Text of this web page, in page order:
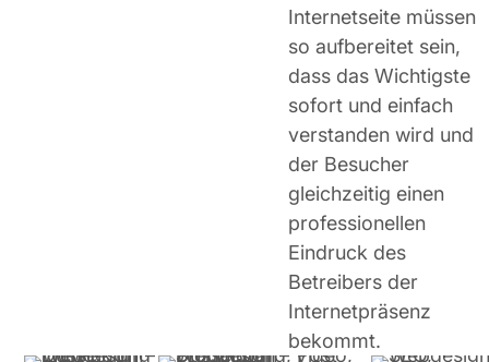
Internetseite müssen
so aufbereitet sein,
dass das Wichtigste
sofort und einfach
verstanden wird und
der Besucher
gleichzeitig einen
professionellen
Eindruck des
Betreibers der
Internetpräsenz
bekommt.